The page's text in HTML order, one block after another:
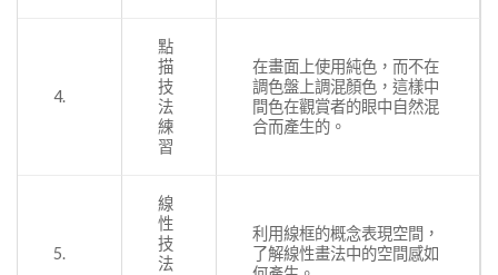
4.
點
描
技
法
練
習
在畫面上使用純色，而不在
調色盤上調混顏色，這樣中
間色在觀賞者的眼中自然混
合而產生的。
5.
線
性
技
法
利用線框的概念表現空間，
了解線性畫法中的空間感如